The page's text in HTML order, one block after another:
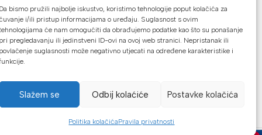
Da bismo pružili najbolje iskustvo, koristimo tehnologije poput kolačića za
i/ili pristup informacijama o uređaju. Suglasnost s ovim
će nam omogućiti da obrađujemo podatke kao što su ponašanje
pri pregledavanju ili jedinstveni ID-ovi na ovoj web stranici. Nepristanak ili
povlačenje suglasnosti može negativno utjecati na određene karakteristike i
Slažem se Odbij kolaćiće Postavke kolačića
Politika kolačićaPravila privatnosti
U našoj web trgovini možete platiti:
Kreditnim karticama jednokratno ili do
24 rate
Gotovinom prilikom preuzimanja
Mikrofin do 18 rata